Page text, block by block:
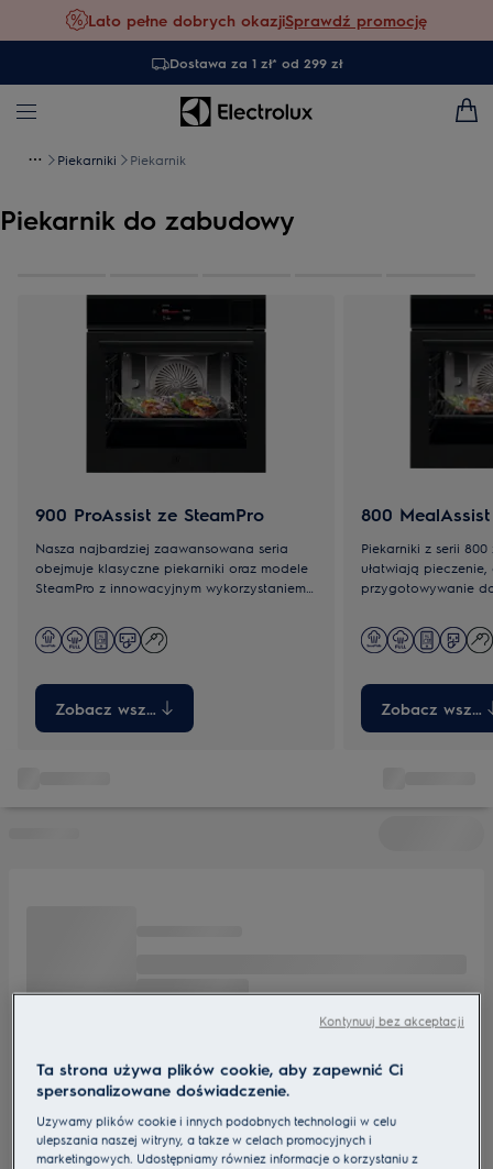
Lato pełne dobrych okazjiSprawdź promocję
Dostawa za 1 zł* od 299 zł
Piekarniki Piekarnik
Piekarnik do zabudowy
900 ProAssist ze SteamPro
Nasza najbardziej zaawansowana seria
obejmuje klasyczne piekarniki oraz modele
SteamPro z innowacyjnym wykorzystaniem
zachować więcej wartości odżywczych.
Wszystkie urządzenia umożliwiają szybki
Zobacz wszystkie
800
Piekarniki z serii
ułatwiają
przygotowywanie
smaczniejszymi
funkcją sous-vide
Zobacz
Ta strona używa plików cookie, aby zapewnić Ci
spersonalizowane doświadczenie.
Używamy plików cookie i innych podobnych technologii w celu
ulepszania naszej witryny, a także w celach promocyjnych i
marketingowych. Udostępniamy również informacje o korzystaniu z
Kontynuuj bez akceptacji